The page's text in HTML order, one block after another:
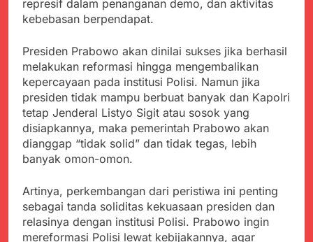
represif dalam penanganan demo, dan aktivitas
kebebasan berpendapat.
Presiden Prabowo akan dinilai sukses jika berhasil
melakukan reformasi hingga mengembalikan
kepercayaan pada institusi Polisi. Namun jika
presiden tidak mampu berbuat banyak dan Kapolri
tetap Jenderal Listyo Sigit atau sosok yang
disiapkannya, maka pemerintah Prabowo akan
dianggap “tidak solid” dan tidak tegas, lebih
banyak omon-omon.
Artinya, perkembangan dari peristiwa ini penting
sebagai tanda soliditas kekuasaan presiden dan
relasinya dengan institusi Polisi. Prabowo ingin
mereformasi Polisi lewat kebijakannya, agar